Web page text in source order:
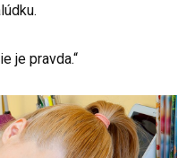
je pravda.“